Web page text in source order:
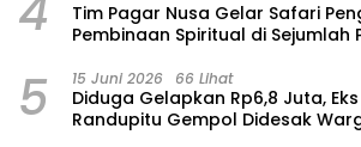
Tim Pagar Nusa Gelar Safari
Pembinaan Spiritual di Sejumlah
5 15 Juni 2026 66 Lihat
‎Diduga Gelapkan Rp6,8 Juta,
Randupitu Gempol Didesak